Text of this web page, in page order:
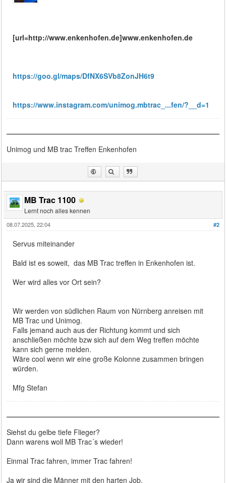
[url=http://www.enkenhofen.de]www.enkenhofen.de
https://goo.gl/maps/DfNX6SVb8ZonJH6t9
https://www.instagram.com/unimog.mbtrac_...fen/?__d=1
Unimog und MB trac Treffen Enkenhofen
MB Trac 1100
Lernt noch alles kennen
#2
08.07.2025, 22:04
Servus miteinander
Bald ist es soweit, das MB Trac treffen in Enkenhofen ist.
Wer wird alles vor Ort sein?
Wir werden von südlichen Raum von Nürnberg anreisen mit
MB Trac und Unimog.
Falls jemand auch aus der Richtung kommt und sich
anschließen möchte bzw sich auf dem Weg treffen möchte
kann sich gerne melden.
Wäre cool wenn wir eine große Kolonne zusammen bringen
würden.
Mfg Stefan
Siehst du gelbe tiefe Flieger?
Dann warens woll MB Trac´s wieder!
Einmal Trac fahren, immer Trac fahren!
Ja wir sind die Männer mit den harten Job,